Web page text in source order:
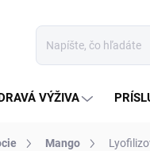
VÝŽIVA
Mango